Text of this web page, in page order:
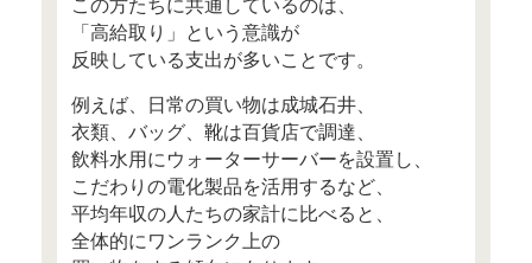
○ Mocha（モカ）オススメ記事
○ 書籍案内
○ 編集後記